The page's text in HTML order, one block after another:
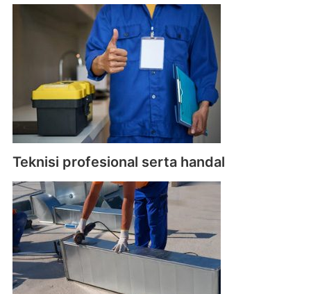
Teknisi profesional serta handal